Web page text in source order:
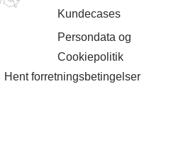
Kundecases
Persondata og
Cookiepolitik
Hent forretningsbetingelser